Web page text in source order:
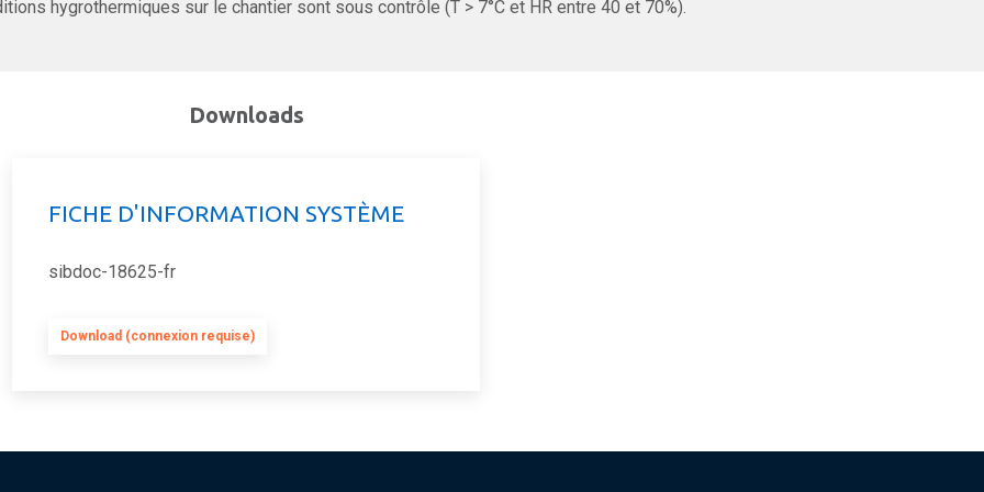
hygrothermiques sur le chantier sont sous contrôle (T > 7°C et HR entre 40 et 70%).
Downloads
FICHE D'INFORMATION SYSTÈME
sibdoc-18625-fr
Download (connexion requise)